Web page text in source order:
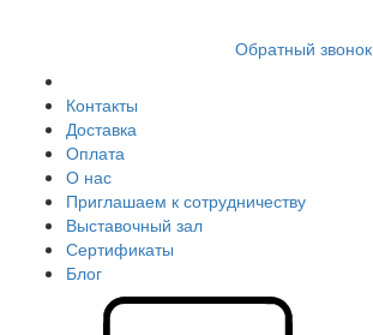
Обратный звонок
Контакты
Доставка
Оплата
О нас
Приглашаем к сотрудничеству
Выставочный зал
Сертификаты
Блог